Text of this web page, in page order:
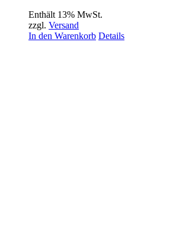
Enthält 13% MwSt.
zzgl. Versand
In den Warenkorb Details